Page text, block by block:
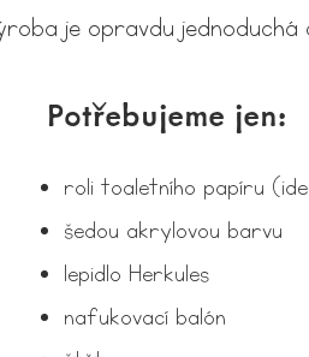
je opravdu jednoduchá
Potřebujeme jen:
roli toaletního papíru
šedou akrylovou barvu
lepidlo Herkules
nafukovací balón